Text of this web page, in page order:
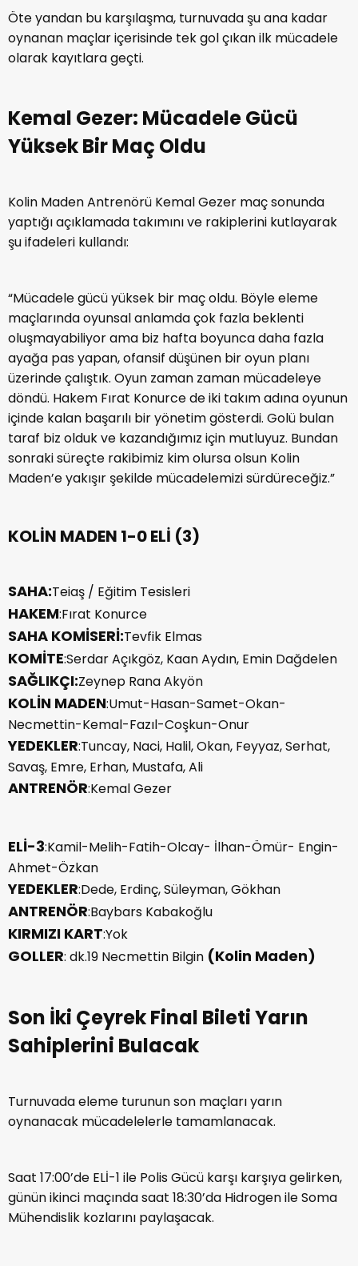
Öte yandan bu karşılaşma, turnuvada şu ana kadar
oynanan maçlar içerisinde tek gol çıkan ilk mücadele
olarak kayıtlara geçti.
Kemal Gezer: Mücadele Gücü
Yüksek Bir Maç Oldu
Kolin Maden Antrenörü Kemal Gezer maç sonunda
yaptığı açıklamada takımını ve rakiplerini kutlayarak
şu ifadeleri kullandı:
“Mücadele gücü yüksek bir maç oldu. Böyle eleme
maçlarında oyunsal anlamda çok fazla beklenti
oluşmayabiliyor ama biz hafta boyunca daha fazla
ayağa pas yapan, ofansif düşünen bir oyun planı
üzerinde çalıştık. Oyun zaman zaman mücadeleye
döndü. Hakem Fırat Konurce de iki takım adına oyunun
içinde kalan başarılı bir yönetim gösterdi. Golü bulan
taraf biz olduk ve kazandığımız için mutluyuz. Bundan
sonraki süreçte rakibimiz kim olursa olsun Kolin
Maden’e yakışır şekilde mücadelemizi sürdüreceğiz.”
KOLİN MADEN 1-0 ELİ (3)
SAHA:Teiaş / Eğitim Tesisleri
HAKEM:Fırat Konurce
SAHA KOMİSERİ:Tevfik Elmas
KOMİTE:Serdar Açıkgöz, Kaan Aydın, Emin Dağdelen
SAĞLIKÇI:Zeynep Rana Akyön
KOLİN MADEN:Umut-Hasan-Samet-Okan-
Necmettin-Kemal-Fazıl-Coşkun-Onur
YEDEKLER:Tuncay, Naci, Halil, Okan, Feyyaz, Serhat,
Savaş, Emre, Erhan, Mustafa, Ali
ANTRENÖR:Kemal Gezer
ELİ-3:Kamil-Melih-Fatih-Olcay- İlhan-Ömür- Engin-
Ahmet-Özkan
YEDEKLER:Dede, Erdinç, Süleyman, Gökhan
ANTRENÖR:Baybars Kabakoğlu
KIRMIZI KART:Yok
GOLLER: dk.19 Necmettin Bilgin (Kolin Maden)
Son İki Çeyrek Final Bileti Yarın
Sahiplerini Bulacak
Turnuvada eleme turunun son maçları yarın
oynanacak mücadelelerle tamamlanacak.
Saat 17:00’de ELİ-1 ile Polis Gücü karşı karşıya gelirken,
günün ikinci maçında saat 18:30’da Hidrogen ile Soma
Mühendislik kozlarını paylaşacak.